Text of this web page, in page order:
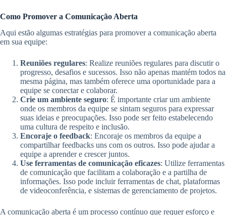
Como Promover a Comunicação Aberta
Aqui estão algumas estratégias para promover a comunicação aberta
em sua equipe:
Reuniões regulares: Realize reuniões regulares para discutir o
progresso, desafios e sucessos. Isso não apenas mantém todos na
mesma página, mas também oferece uma oportunidade para a
equipe se conectar e colaborar.
Crie um ambiente seguro: É importante criar um ambiente
onde os membros da equipe se sintam seguros para expressar
suas ideias e preocupações. Isso pode ser feito estabelecendo
uma cultura de respeito e inclusão.
Encoraje o feedback: Encoraje os membros da equipe a
compartilhar feedbacks uns com os outros. Isso pode ajudar a
equipe a aprender e crescer juntos.
Use ferramentas de comunicação eficazes: Utilize ferramentas
de comunicação que facilitam a colaboração e a partilha de
informações. Isso pode incluir ferramentas de chat, plataformas
de videoconferência, e sistemas de gerenciamento de projetos.
A comunicação aberta é um processo contínuo que requer esforço e